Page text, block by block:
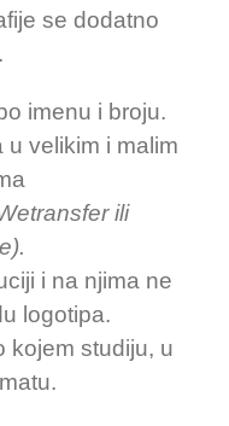
se dodatno
imenu i broju.
velikim i malim
ili
i na njima ne
logotipa.
kojem studiju, u